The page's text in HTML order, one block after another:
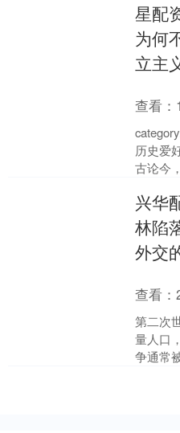
想挑一
星配
为何
立主
查看：
历史爱
古论今
兴华
林陷
外交
查看：
第二次
量人口
争通常